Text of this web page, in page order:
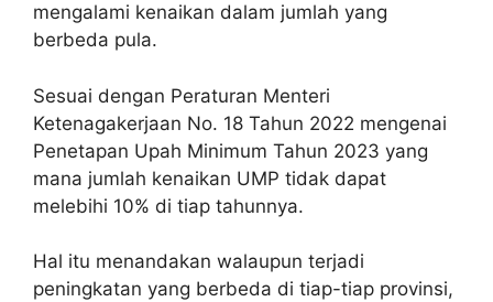
mengalami kenaikan dalam jumlah yang
berbeda pula.
Sesuai dengan Peraturan Menteri
Ketenagakerjaan No. 18 Tahun 2022 mengenai
Penetapan Upah Minimum Tahun 2023 yang
mana jumlah kenaikan UMP tidak dapat
melebihi 10% di tiap tahunnya.
Hal itu menandakan walaupun terjadi
peningkatan yang berbeda di tiap-tiap provinsi,